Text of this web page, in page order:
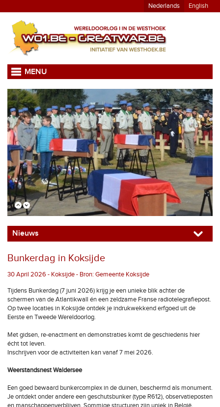
Nederlands English
MENU
Nieuws
Bunkerdag in Koksijde
30 April 2026 - Koksijde - Bron: Gemeente Koksijde
Tijdens Bunkerdag (7 juni 2026) krijg je een unieke blik achter de
schermen van de Atlantikwall én een zeldzame Franse radiotelegrafiepost.
Op twee locaties in Koksijde ontdek je indrukwekkend erfgoed uit de
Eerste en Tweede Wereldoorlog.
Met gidsen, re-enactment en demonstraties komt de geschiedenis hier
écht tot leven.
Inschrijven voor de activiteiten kan vanaf 7 mei 2026.
Weerstandsnest Waldersee
Een goed bewaard bunkercomplex in de duinen, beschermd als monument.
Je ontdekt onder andere een geschutsbunker (type R612), observatieposten